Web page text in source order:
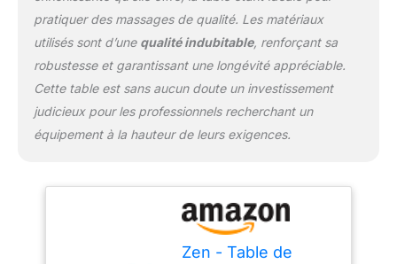
parfaitement à la forme
de la tête. CONFORT
traitement en bois massif
est dotée d'un coussin
de 7,5 cm d'épaisseur en
mousse durable,
confort de couchage
exceptionnel.
pratiquer des massages de qualité. Les matériaux
utilisés sont d’une qualité indubitable, renforçant sa
robustesse et garantissant une longévité appréciable.
Cette table est sans aucun doute un investissement
judicieux pour les professionnels recherchant un
équipement à la hauteur de leurs exigences.
Zen - Table de